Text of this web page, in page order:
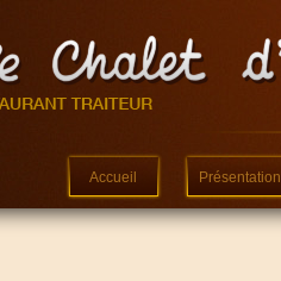
Accueil Présentation